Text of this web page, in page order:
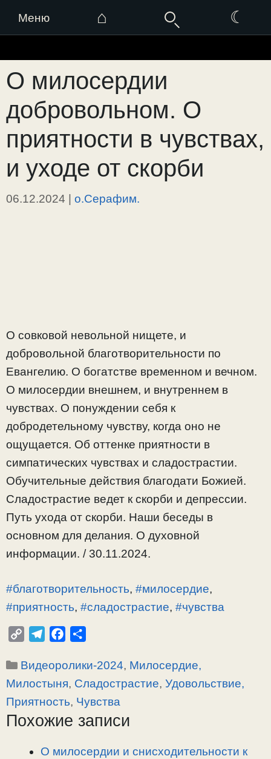
Меню ⌂ ☾
к
содержимому
О милосердии
добровольном. О
приятности в чувствах,
и уходе от скорби
06.12.2024 | о.Серафим.
О совковой невольной нищете, и
добровольной благотворительности по
Евангелию. О богатстве временном и вечном.
О милосердии внешнем, и внутреннем в
чувствах. О понуждении себя к
добродетельному чувству, когда оно не
ощущается. Об оттенке приятности в
симпатических чувствах и сладострастии.
Обучительные действия благодати Божией.
Сладострастие ведет к скорби и депрессии.
Путь ухода от скорби. Наши беседы в
основном для делания. О духовной
информации. / 30.11.2024.
#благотворительность, #милосердие,
#приятность, #сладострастие, #чувства
p
y
n
l
e
a
c
e
o
п
р
и
Рубрики
Видеоролики-2024, Милосердие,
Милостыня, Сладострастие, Удовольствие,
Приятность, Чувства
Похожие записи
О милосердии и снисходительности к